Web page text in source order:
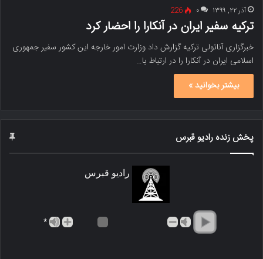
آذر ۲۲, ۱۳۹۹ ۰ 226
ترکیه سفیر ایران در آنکارا را احضار کرد
خبرگزاری آناتولی ترکیه گزارش داد وزارت امور خارجه این کشور سفیر جمهوری
اسلامی ایران در آنکارا را در ارتباط با…
بیشتر بخوانید »
پخش زنده رادیو قبرس
رادیو قبرس
*